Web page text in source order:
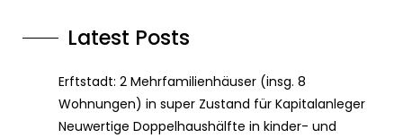
Latest Posts
Erftstadt: 2 Mehrfamilienhäuser (insg. 8
Wohnungen) in super Zustand für Kapitalanleger
Neuwertige Doppelhaushälfte in kinder- und